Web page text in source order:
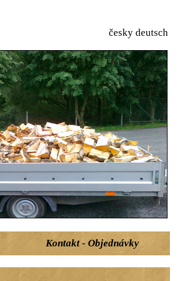
česky deutsch
Kontakt - Objednávky